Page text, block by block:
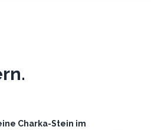
Charka-Stein im